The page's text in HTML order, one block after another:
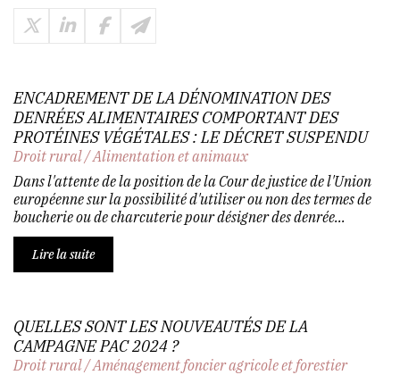
ENCADREMENT DE LA DÉNOMINATION DES
DENRÉES ALIMENTAIRES COMPORTANT DES
PROTÉINES VÉGÉTALES : LE DÉCRET SUSPENDU
Droit rural/Alimentation et animaux
Dans l'attente de la position de la Cour de justice de l'Union
européenne sur la possibilité d'utiliser ou non des termes de
boucherie ou de charcuterie pour désigner des denrée...
Lire la suite
QUELLES SONT LES NOUVEAUTÉS DE LA
CAMPAGNE PAC 2024 ?
Droit rural/Aménagement foncier agricole et forestier